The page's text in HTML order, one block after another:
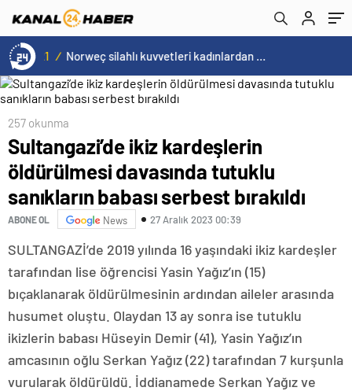
15:20 /
bırakıldı
257 okunma
Sultangazi’de ikiz kardeşlerin
öldürülmesi davasında tutuklu
sanıkların babası serbest bırakıldı
ABONE OL News 27 Aralık 2023 00:39
SULTANGAZİ’de 2019 yılında 16 yaşındaki ikiz kardeşler
tarafından lise öğrencisi Yasin Yağız’ın (15)
bıçaklanarak öldürülmesinin ardından aileler arasında
husumet oluştu. Olaydan 13 ay sonra ise tutuklu
ikizlerin babası Hüseyin Demir (41), Yasin Yağız’ın
amcasının oğlu Serkan Yağız (22) tarafından 7 kurşunla
vurularak öldürüldü. İddianamede Serkan Yağız ve